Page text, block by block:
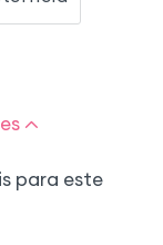
para este